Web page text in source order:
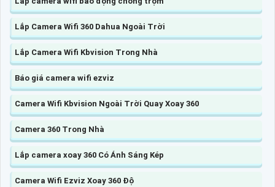
Lắp Camera Wifi 360 Dahua Ngoài Trời
Lắp Camera Wifi Kbvision Trong Nhà
Báo giá camera wifi ezviz
Camera Wifi Kbvision Ngoài Trời Quay Xoay 360
Camera 360 Trong Nhà
Lắp camera xoay 360 Có Ánh Sáng Kép
Camera Wifi Ezviz Xoay 360 Độ